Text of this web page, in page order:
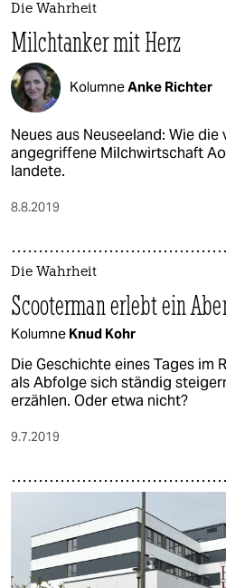
Die Wahrheit
Milchtanker mit Herz
KolumneAnke Richter
Neues aus Neuseeland: Wie
angegriffene Milchwirtschaft
landete.
8.8.2019
Die Wahrheit
Scooterman erlebt ein
Kolumne Knud Kohr
Die Geschichte eines Tages im
als Abfolge sich ständig
erzählen. Oder etwa nicht?
9.7.2019